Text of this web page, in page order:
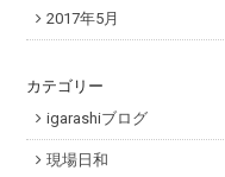
2017年5月
カテゴリー
igarashiブログ
現場日和